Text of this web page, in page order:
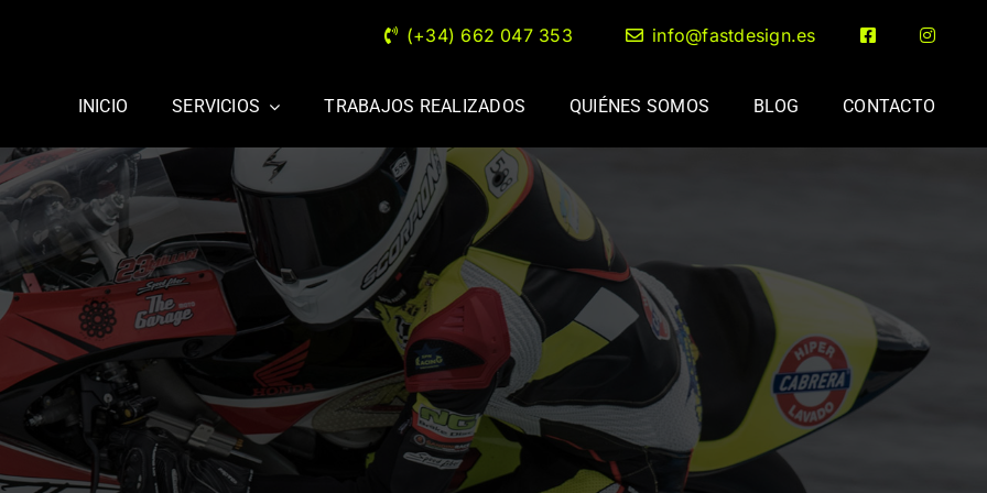
(+34) 662 047 353 info@fastdesign.es
INICIO SERVICIOS TRABAJOS REALIZADOS QUIÉNES SOMOS BLOG CONTACTO